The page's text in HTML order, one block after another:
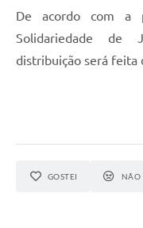
De acordo com a
Solidariedade de
distribuição será feita
GOSTEI NÃO